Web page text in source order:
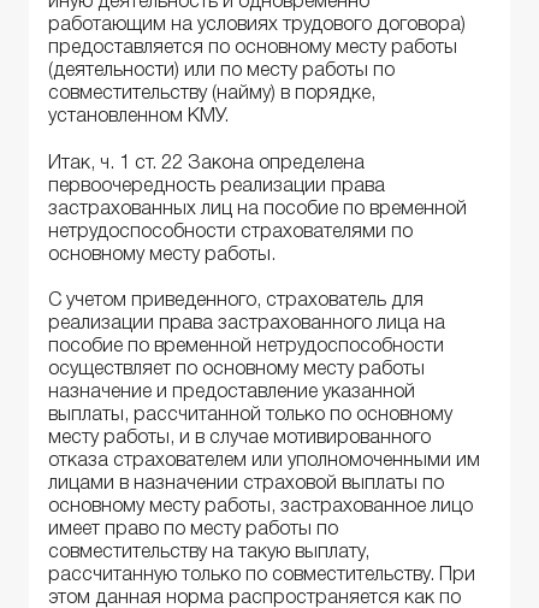
работающим на условиях трудового договора)
предоставляется по основному месту работы
(деятельности) или по месту работы по
совместительству (найму) в порядке,
установленном КМУ.
Итак, ч. 1 ст. 22 Закона определена
первоочередность реализации права
застрахованных лиц на пособие по временной
нетрудоспособности страхователями по
основному месту работы.
С учетом приведенного, страхователь для
реализации права застрахованного лица на
пособие по временной нетрудоспособности
осуществляет по основному месту работы
назначение и предоставление указанной
выплаты, рассчитанной только по основному
месту работы, и в случае мотивированного
отказа страхователем или уполномоченными им
лицами в назначении страховой выплаты по
основному месту работы, застрахованное лицо
имеет право по месту работы по
совместительству на такую выплату,
рассчитанную только по совместительству. При
этом данная норма распространяется как по